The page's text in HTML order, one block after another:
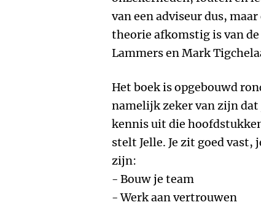
van een adviseur dus,
theorie afkomstig is van
Lammers en Mark
Het boek is opgebouwd
namelijk zeker van zijn
kennis uit die
stelt Jelle. Je zit goed
zijn:
- Bouw je team
- Werk aan vertrouwen